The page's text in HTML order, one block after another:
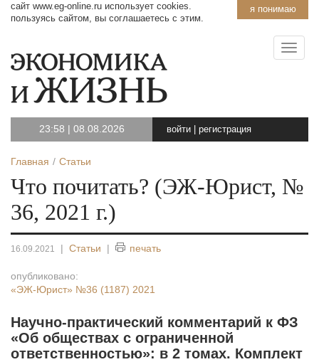
я понимаю
сайт www.eg-online.ru использует cookies.
пользуясь сайтом, вы соглашаетесь с этим.
23:58 | 08.08.2026 войти регистрация
Главная Статьи
Что почитать? (ЭЖ-Юрист, №
36, 2021 г.)
16.09.2021 | Статьи | печать
опубликовано:
«ЭЖ-Юрист» №36 (1187) 2021
Научно-практический комментарий к ФЗ
«Об обществах с ограниченной
ответственностью»: в 2 томах. Комплект